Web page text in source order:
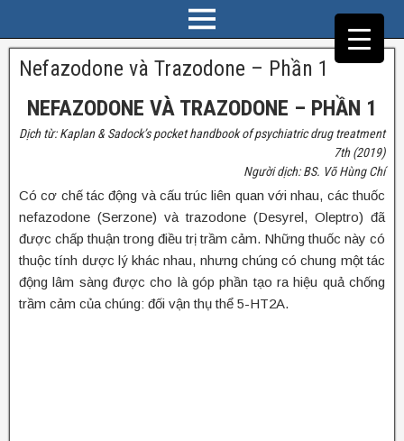
Nefazodone và Trazodone – Phần 1
NEFAZODONE VÀ TRAZODONE – PHẦN 1
Dịch từ: Kaplan & Sadock’s pocket handbook of psychiatric drug treatment
7th (2019)
Người dịch: BS. Võ Hùng Chí
Có cơ chế tác động và cấu trúc liên quan với nhau, các thuốc
nefazodone (Serzone) và trazodone (Desyrel, Oleptro) đã
được chấp thuận trong điều trị trầm cảm. Những thuốc này có
thuộc tính dược lý khác nhau, nhưng chúng có chung một tác
động lâm sàng được cho là góp phần tạo ra hiệu quả chống
trầm cảm của chúng: đối vận thụ thể 5-HT2A.